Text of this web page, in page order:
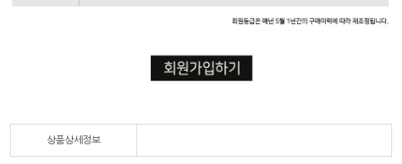
상품상세정보